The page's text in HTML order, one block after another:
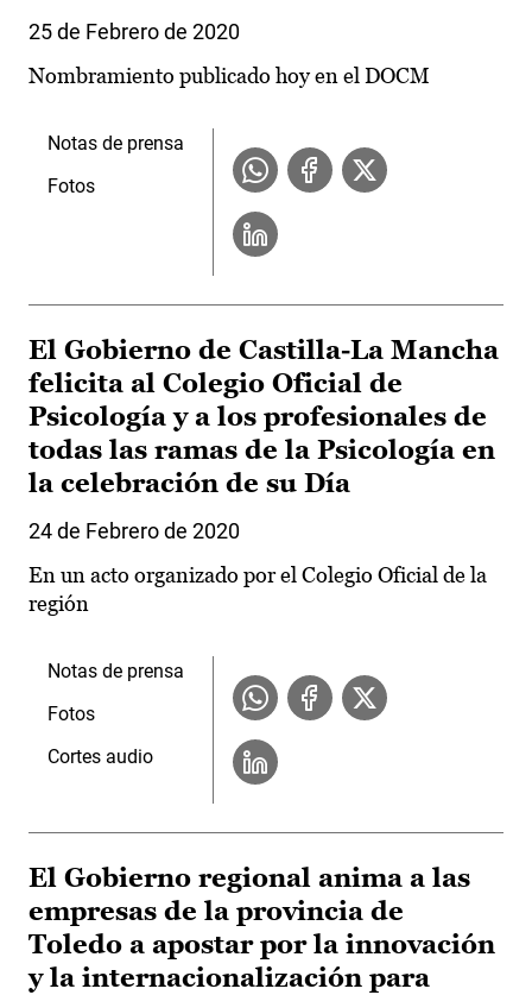
25 de Febrero de 2020
Nombramiento publicado hoy en el DOCM
Notas de prensa
Fotos
El Gobierno de Castilla-La Mancha
felicita al Colegio Oficial de
Psicología y a los profesionales de
todas las ramas de la Psicología en
la celebración de su Día
24 de Febrero de 2020
En un acto organizado por el Colegio Oficial de la
región
Notas de prensa
Fotos
Cortes audio
El Gobierno regional anima a las
empresas de la provincia de
Toledo a apostar por la innovación
y la internacionalización para